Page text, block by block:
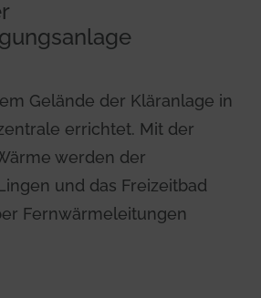
Gelände der Kläranlage in
errichtet. Mit der
werden der
und das Freizeitbad
Fernwärmeleitungen